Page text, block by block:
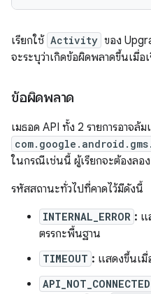
เรียกใช้ Activity ของ
จะระบุว่าเกิดข้อผิดพลาดขึ้นเมื่อ
ข้อผิดพลาด
เมธอด API ทั้ง 2 รายการอาจล้
ในกรณีเช่นนี้ ผู้เรียกจะต้องลอ
รหัสสถานะทั่วไปที่คาดไว้มีดังนี้
INTERNAL_ERROR : แ
ตรรกะพื้นฐาน
TIMEOUT : แสดงขึ้นเมื่
API_NOT_CONNECTED